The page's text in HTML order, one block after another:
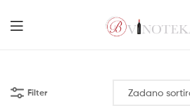
Menu
Filter